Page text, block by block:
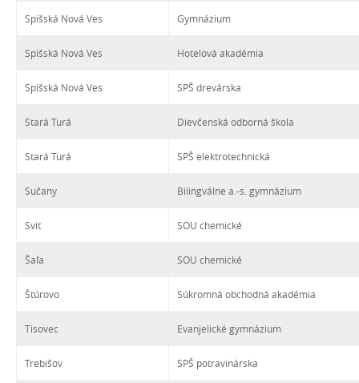
Spišská Nová Ves Gymnázium
Spišská Nová Ves Hotelová akadémia
Spišská Nová Ves SPŠ drevárska
Stará Turá Dievčenská odborná škola
Stará Turá SPŠ elektrotechnická
Sučany Bilingválne a.-s. gymnázium
Svit SOU chemické
Šaľa SOU chemické
Štúrovo Súkromná obchodná akadémia
Tisovec Evanjelické gymnázium
Trebišov SPŠ potravinárska